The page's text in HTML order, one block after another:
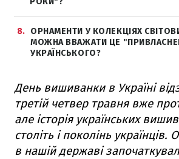
8
ОРНАМЕНТИ У КОЛЕКЦІЯХ
МОЖНА ВВАЖАТИ ЦЕ
УКРАЇНСЬКОГО?
День вишиванки в Україні
третій четвер травня вже
але історія українських
століть і поколінь українців.
в нашій державі